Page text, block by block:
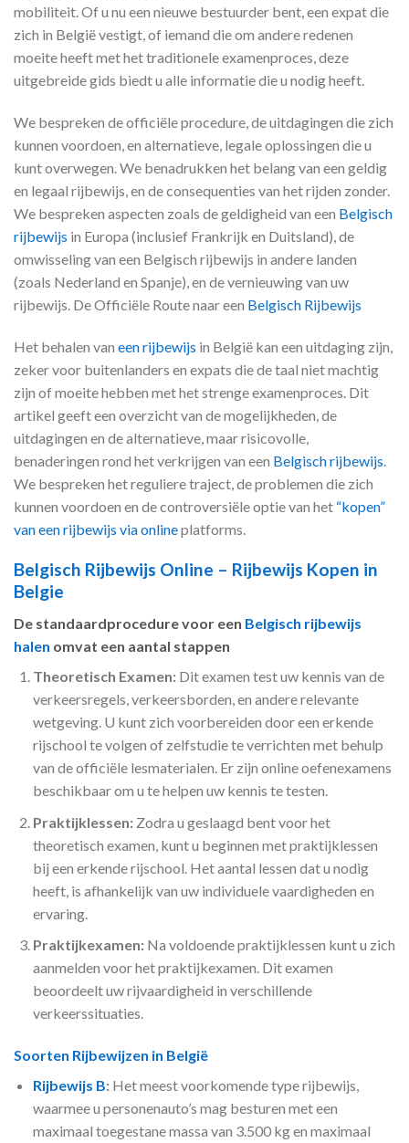
mobiliteit. Of u nu een nieuwe bestuurder bent, een expat die
zich in België vestigt, of iemand die om andere redenen
moeite heeft met het traditionele examenproces, deze
uitgebreide gids biedt u alle informatie die u nodig heeft.
We bespreken de officiële procedure, de uitdagingen die zich
kunnen voordoen, en alternatieve, legale oplossingen die u
kunt overwegen. We benadrukken het belang van een geldig
en legaal rijbewijs, en de consequenties van het rijden zonder.
We bespreken aspecten zoals de geldigheid van een Belgisch
rijbewijs in Europa (inclusief Frankrijk en Duitsland), de
omwisseling van een Belgisch rijbewijs in andere landen
(zoals Nederland en Spanje), en de vernieuwing van uw
rijbewijs. De Officiële Route naar een Belgisch Rijbewijs
Het behalen van een rijbewijs in België kan een uitdaging zijn,
zeker voor buitenlanders en expats die de taal niet machtig
zijn of moeite hebben met het strenge examenproces. Dit
artikel geeft een overzicht van de mogelijkheden, de
uitdagingen en de alternatieve, maar risicovolle,
benaderingen rond het verkrijgen van een Belgisch rijbewijs
We bespreken het reguliere traject, de problemen die zich
kunnen voordoen en de controversiële optie van het “kopen”
van een rijbewijs via onlineplatforms.
Belgisch Rijbewijs Online – Rijbewijs Kopen in
Belgie
De standaardprocedure voor een Belgisch rijbewijs
halen omvat een aantal stappen
Theoretisch Examen:Dit examen test uw kennis van de
verkeersregels, verkeersborden, en andere relevante
wetgeving. U kunt zich voorbereiden door een erkende
rijschool te volgen of zelfstudie te verrichten met behulp
van de officiële lesmaterialen. Er zijn online oefenexamens
beschikbaar om u te helpen uw kennis te testen.
Praktijklessen: Zodra u geslaagd bent voor het
theoretisch examen, kunt u beginnen met praktijklessen
bij een erkende rijschool. Het aantal lessen dat u nodig
heeft, is afhankelijk van uw individuele vaardigheden en
ervaring.
Praktijkexamen:Na voldoende praktijklessen kunt u zich
aanmelden voor het praktijkexamen. Dit examen
beoordeelt uw rijvaardigheid in verschillende
verkeerssituaties.
Soorten Rijbewijzen in België
Rijbewijs B: Het meest voorkomende type rijbewijs,
waarmee u personenauto’s mag besturen met een
maximaal toegestane massa van 3.500 kg en maximaal